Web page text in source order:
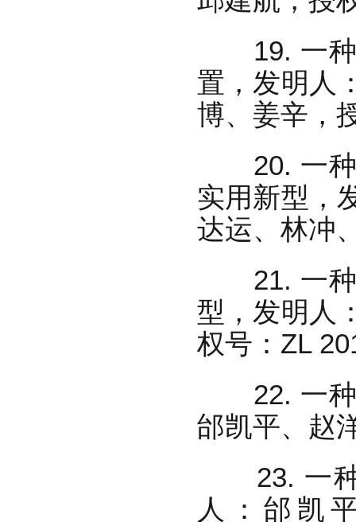
19. 一种
置，发明人
博、姜辛，
20. 一种
实用新型，
达运、林冲
21. 一种
型，发明人
权号：ZL
22. 一种
邰凯平、赵
23. 一种
人：邰凯